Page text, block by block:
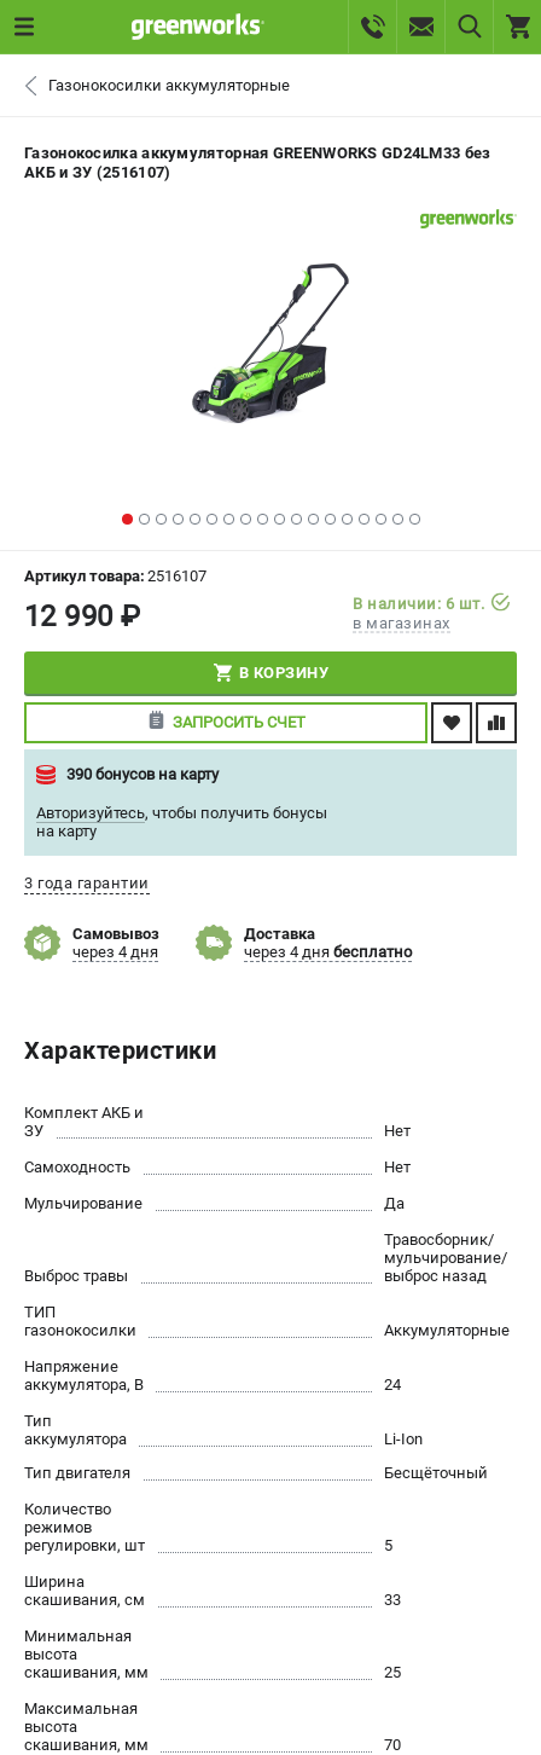
СЕРВИС
ИЗБРАННОЕ
СРАВНЕНИЕ ( 0 )
ВХОД ИЛИ РЕГИСТРАЦИЯ
- ЗАКАЗ ЗАПЧАСТЕЙ
0 ₽
ПОДДЕРЖКА
Политика обработки персональных данных
ИНФОРМАЦИЯ
Новости
Правила обмена и возврата
Способы оплаты
САДОВАЯ ТЕХНИКА
Воздуходувки
Газонокосилки
Культиваторы
Кусторезы
Мойки АВД
Газонокосилки-роботы
Снегоуборщики
ЭЛЕКТРОИНСТРУМЕНТ
Гайковерты
Лобзики
Газонокосилки аккумуляторные
Газонокосилка аккумуляторная GREENWORKS GD24LM33 без
АКБ и ЗУ (2516107)
Артикул товара: 2516107
12 990 ₽
В наличии: 6 шт.
в магазинах
В КОРЗИНУ
ЗАПРОСИТЬ СЧЕТ
390 бонусов на карту
Авторизуйтесь, чтобы получить бонусы
на карту
3 года гарантии
Самовывоз
через 4 дня
Доставка
через 4 дня бесплатно
Характеристики
Комплект АКБ и
ЗУ
Нет
Самоходность
Нет
Мульчирование
Да
Выброс травы
Травосборник/
мульчирование/
выброс назад
ТИП
газонокосилки
Аккумуляторные
Напряжение
аккумулятора, В
24
Тип
аккумулятора
Li-Ion
Тип двигателя
Бесщёточный
Количество
режимов
регулировки, шт
5
Ширина
скашивания, см
33
Минимальная
высота
скашивания, мм
25
Максимальная
высота
скашивания, мм
70